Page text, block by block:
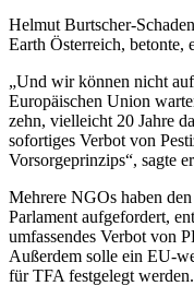
Helmut Burtscher-
Earth Österreich, betonte,
„Und wir können nicht
Europäischen Union
zehn, vielleicht 20 Jahre
sofortiges Verbot von
Vorsorgeprinzips“, sagte
Mehrere NGOs haben
Parlament aufgefordert,
umfassendes Verbot von
Außerdem solle ein EU-
für TFA festgelegt werden.